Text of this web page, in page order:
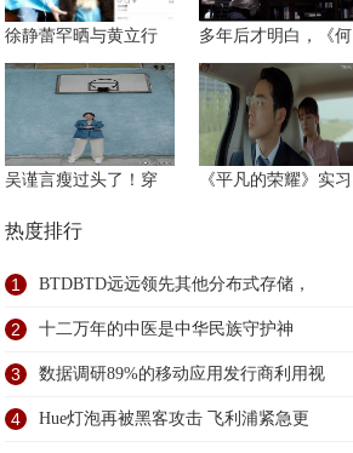
徐静蕾罕晒与黄立行 多年后才明白，《何
吴谨言瘦过头了！穿 《平凡的荣耀》实习
热度排行
1 BTDBTD远远领先其他分布式存储，
2 十二万年的中医是中华民族守护神
3 数据调研89%的移动应用发行商利用视
4 Hue灯泡再被黑客攻击 飞利浦紧急更